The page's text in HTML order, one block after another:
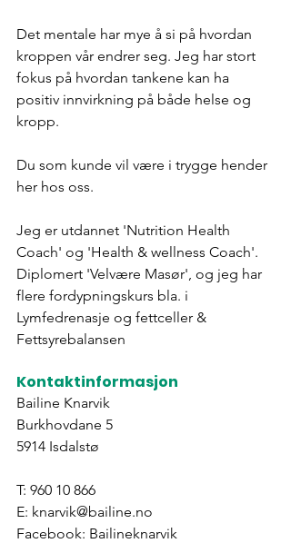
Det mentale har mye å si på hvordan
kroppen vår endrer seg. Jeg har stort
fokus på hvordan tankene kan ha
positiv innvirkning på både helse og
kropp.
Du som kunde vil være i trygge hender
her hos oss.
Jeg er utdannet 'Nutrition Health
Coach' og 'Health & wellness Coach'.
Diplomert 'Velvære Masør', og jeg har
flere fordypningskurs bla. i
Lymfedrenasje og fettceller &
Fettsyrebalansen
Kontaktinformasjon
Bailine Knarvik
Burkhovdane 5
5914 Isdalstø
T: 960 10 866
E: knarvik@bailine.no
Facebook: Bailineknarvik